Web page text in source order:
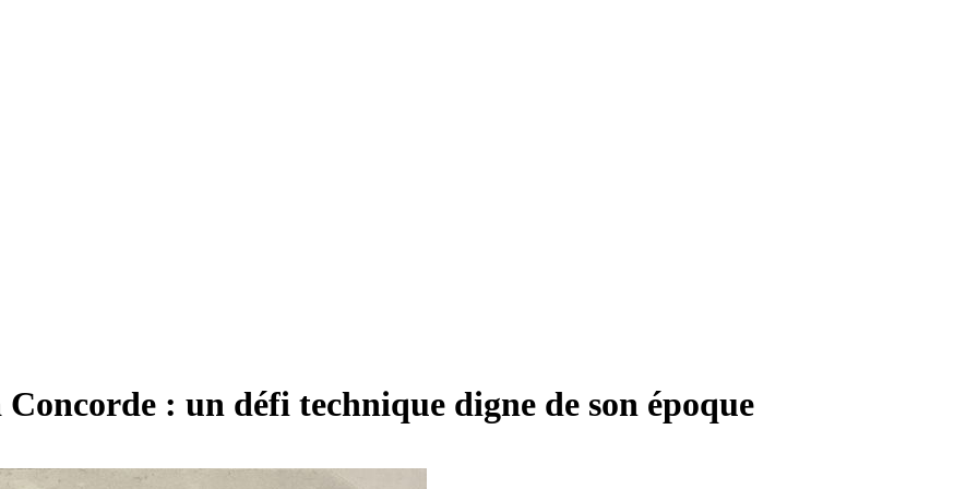
: un défi technique digne de son époque